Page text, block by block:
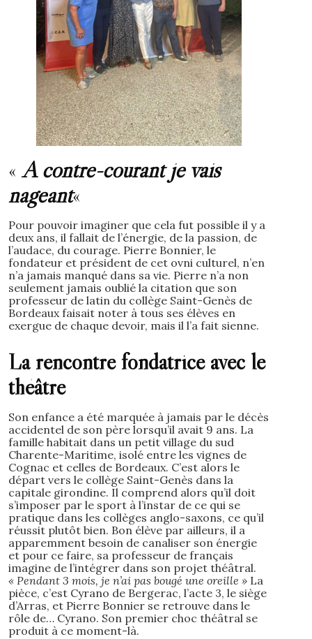
«A contre-courant je vais
nageant«
Pour pouvoir imaginer que cela fut possible il y a
deux ans, il fallait de l’énergie, de la passion, de
l’audace, du courage. Pierre Bonnier, le
fondateur et président de cet ovni culturel, n’en
n’a jamais manqué dans sa vie. Pierre n’a non
seulement jamais oublié la citation que son
professeur de latin du collège Saint-Genès de
Bordeaux faisait noter à tous ses élèves en
exergue de chaque devoir, mais il l’a fait sienne.
La rencontre fondatrice avec le
théâtre
Son enfance a été marquée à jamais par le décès
accidentel de son père lorsqu’il avait 9 ans. La
famille habitait dans un petit village du sud
Charente-Maritime, isolé entre les vignes de
Cognac et celles de Bordeaux. C’est alors le
départ vers le collège Saint-Genès dans la
capitale girondine. Il comprend alors qu’il doit
s’imposer par le sport à l’instar de ce qui se
pratique dans les collèges anglo-saxons, ce qu’il
réussit plutôt bien. Bon élève par ailleurs, il a
apparemment besoin de canaliser son énergie
et pour ce faire, sa professeur de français
imagine de l’intégrer dans son projet théâtral.
« Pendant 3 mois, je n’ai pas bougé une oreille » La
pièce, c’est Cyrano de Bergerac, l’acte 3, le siège
d’Arras, et Pierre Bonnier se retrouve dans le
rôle de… Cyrano. Son premier choc théâtral se
produit à ce moment-là.